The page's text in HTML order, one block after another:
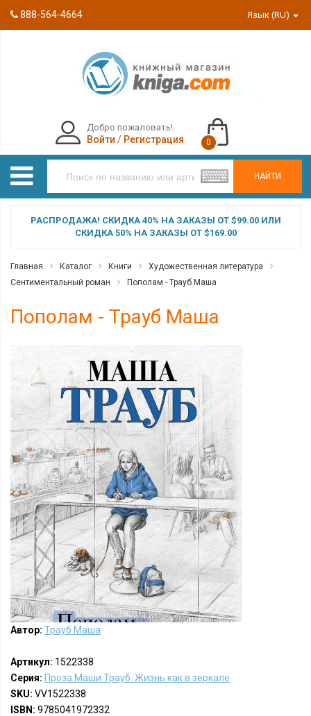
888-564-4664 Язык (RU)
НАЙТИ
Добро пожаловать!
Войти / Регистрация 0
РАСПРОДАЖА! СКИДКА 40% НА ЗАКАЗЫ ОТ $99.00 ИЛИ
СКИДКА 50% НА ЗАКАЗЫ ОТ $169.00
Главная Каталог Книги
Художественная литература
Сентиментальный роман
Пополам - Трауб Маша
Пополам - Трауб Маша
Автор: Трауб Маша
Артикул: 1522338
Серия: Проза Маши Трауб. Жизнь как в зеркале
SKU: VV1522338
ISBN: 9785041972332